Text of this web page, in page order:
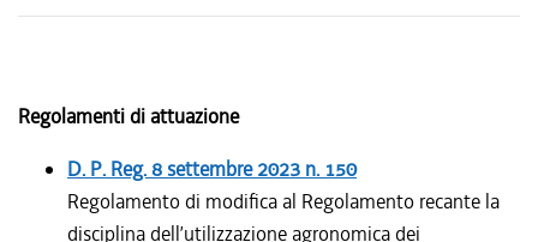
Regolamenti di attuazione
D. P. Reg.8 settembre 2023 n. 150
Regolamento di modifica al Regolamento recante la
disciplina dell’utilizzazione agronomica dei